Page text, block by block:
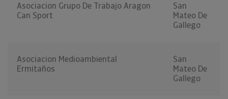
Asociacion Grupo De Trabajo Aragon
Can Sport
San
Mateo De
Gallego
Asociacion Medioambiental
Ermitaños
San
Mateo De
Gallego